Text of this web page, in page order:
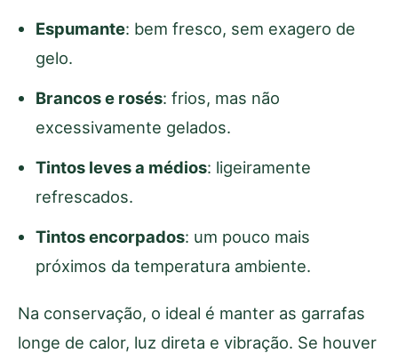
Espumante: bem fresco, sem exagero de
gelo.
Brancos e rosés: frios, mas não
excessivamente gelados.
Tintos leves a médios: ligeiramente
refrescados.
Tintos encorpados: um pouco mais
próximos da temperatura ambiente.
Na conservação, o ideal é manter as garrafas
longe de calor, luz direta e vibração. Se houver